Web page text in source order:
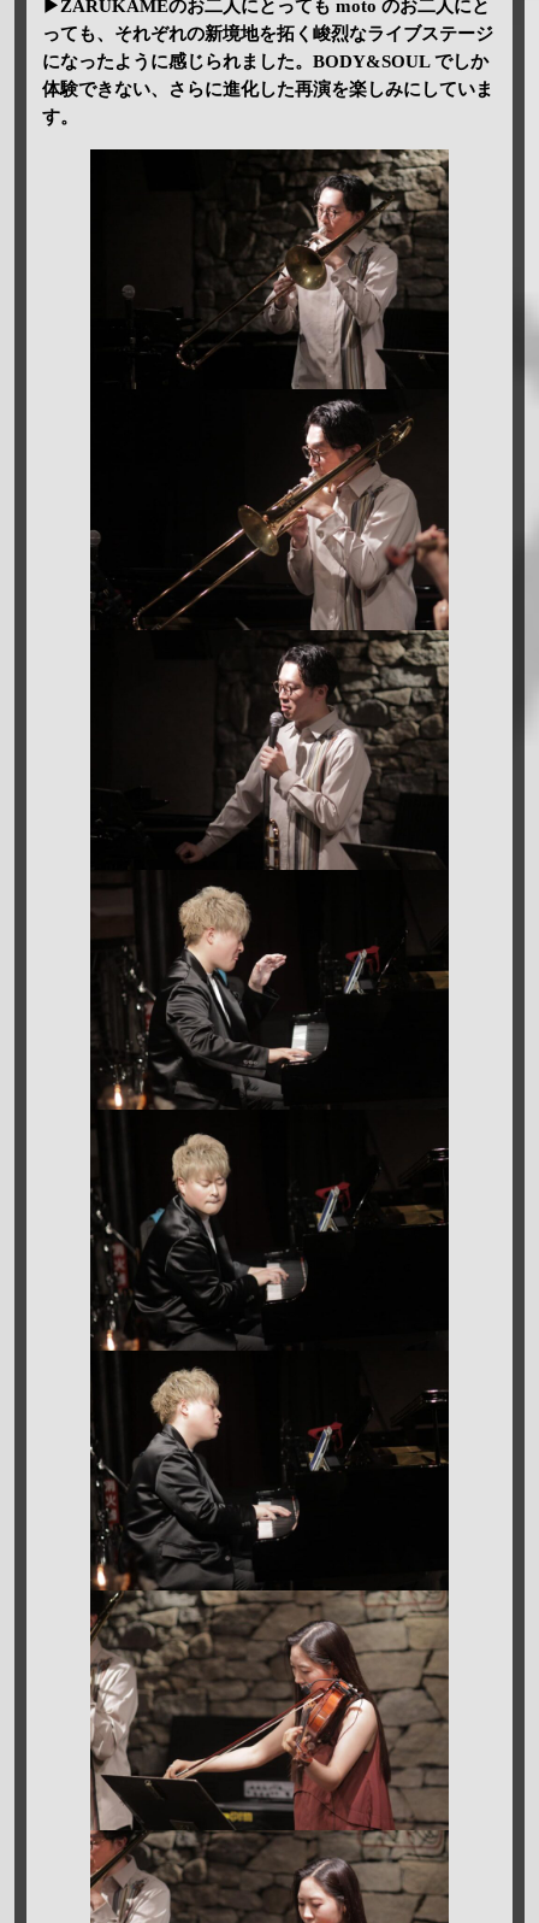
▶ZARUKAMEのお二人にとっても moto のお二人にと
っても、それぞれの新境地を拓く峻烈なライブステージ
になったように感じられました。BODY&SOUL でしか
体験できない、さらに進化した再演を楽しみにしていま
す。